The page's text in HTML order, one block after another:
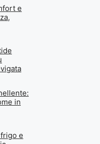
e
in
e